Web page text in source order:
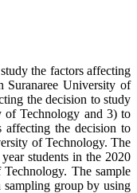
the factors affecting
Suranaree University of
the decision to study
of Technology and 3) to
affecting the decision to
of Technology. The
students in the 2020
The sample
sampling group by using